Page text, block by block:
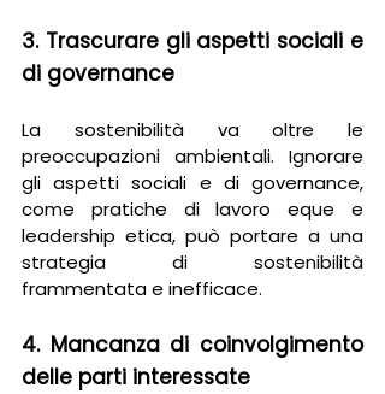
3. Trascurare gli aspetti sociali e
di governance
La sostenibilità va oltre le
preoccupazioni ambientali. Ignorare
gli aspetti sociali e di governance,
come pratiche di lavoro eque e
leadership etica, può portare a una
strategia di sostenibilità
frammentata e inefficace.
4. Mancanza di coinvolgimento
delle parti interessate